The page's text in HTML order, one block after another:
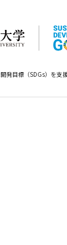
発目標（SDGs）を支